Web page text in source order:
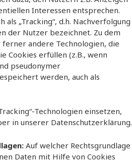
Interessen entsprechen.
als „Tracking“, d.h. Nachverfolgung
der Nutzer bezeichnet. Zu dem
andere Technologien, die
Cookies erfüllen (z.B., wenn
pseudonymer
werden, auch als
Technologien einsetzen,
in unserer Datenschutzerklärung.
Auf welcher Rechtsgrundlage
Daten mit Hilfe von Cookies